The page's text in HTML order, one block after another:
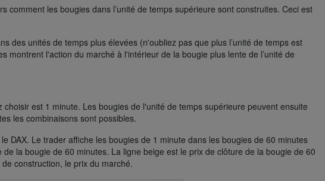
comment les bougies dans l’unité de temps supérieure sont construites. Ceci est
des unités de temps plus élevées (n'oubliez pas que plus l’unité de temps est
montrent l'action du marché à l'intérieur de la bougie plus lente de l’unité de
est 1 minute. Les bougies de l'unité de temps supérieure peuvent ensuite
les combinaisons sont possibles.
DAX. Le trader affiche les bougies de 1 minute dans les bougies de 60 minutes
la bougie de 60 minutes. La ligne beige est le prix de clôture de la bougie de 60
construction, le prix du marché.